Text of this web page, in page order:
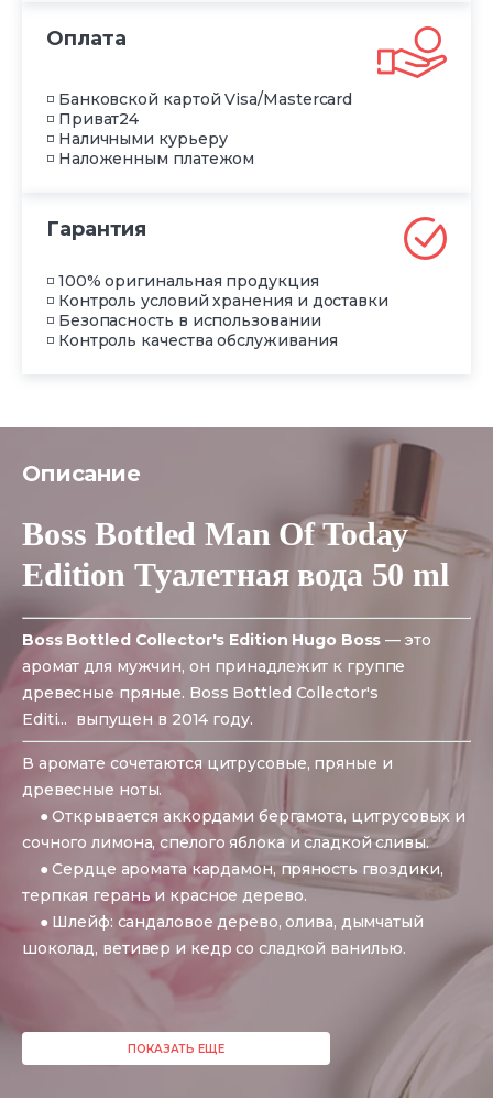
Оплата
◽ Банковской картой Visa/Mastercard
◽ Приват24
◽ Наличными курьеру
◽ Наложенным платежом
Гарантия
◽ 100% оригинальная продукция
◽ Контроль условий хранения и доставки
◽ Безопасность в использовании
◽ Контроль качества обслуживания
Описание
Boss Bottled Man Of Today
Edition Туалетная вода 50 ml
Boss Bottled Collector's Edition Hugo Boss — это
аромат для мужчин, он принадлежит к группе
древесные пряные. Boss Bottled Collector's
Editi... выпущен в 2014 году.
В аромате сочетаются цитрусовые, пряные и
древесные ноты.
● Открывается аккордами бергамота, цитрусовых и
сочного лимона, спелого яблока и сладкой сливы.
● Сердце аромата кардамон, пряность гвоздики,
терпкая герань и красное дерево.
● Шлейф: сандаловое дерево, олива, дымчатый
шоколад, ветивер и кедр со сладкой ванилью.
ПОКАЗАТЬ ЕЩЕ